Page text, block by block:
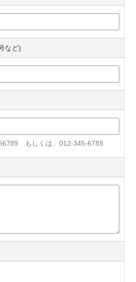
など)
もしくは、012-345-6789